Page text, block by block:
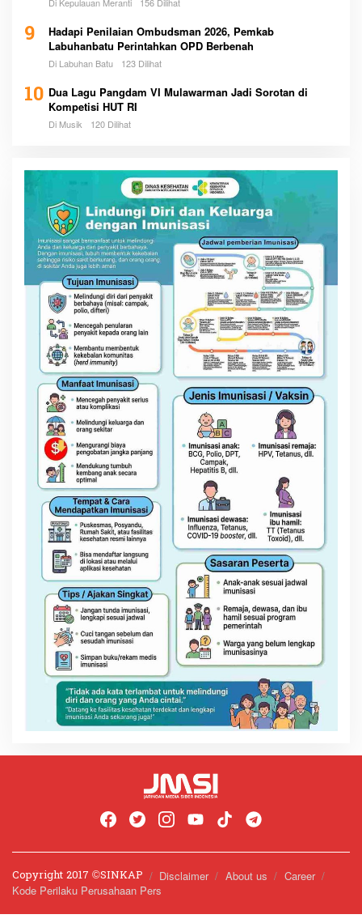
9
Hadapi Penilaian Ombudsman 2026, Pemkab
Labuhanbatu Perintahkan OPD Berbenah
Di Labuhan Batu 123 Dilihat
10 Dua Lagu Pangdam VI Mulawarman Jadi Sorotan di
Kompetisi HUT RI
Di Musik 120 Dilihat
Copyright 2017 ©️SINKAP Disclaimer About us
Career
Kode Perilaku Perusahaan Pers